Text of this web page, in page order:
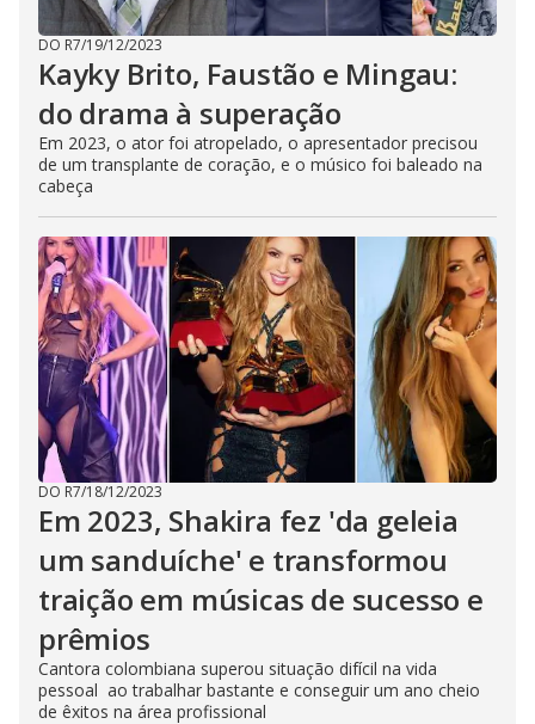
DO R7/19/12/2023
Kayky Brito, Faustão e Mingau:
do drama à superação
Em 2023, o ator foi atropelado, o apresentador precisou
de um transplante de coração, e o músico foi baleado na
cabeça
DO R7/18/12/2023
Em 2023, Shakira fez 'da geleia
um sanduíche' e transformou
traição em músicas de sucesso e
prêmios
Cantora colombiana superou situação difícil na vida
pessoal ao trabalhar bastante e conseguir um ano cheio
de êxitos na área profissional